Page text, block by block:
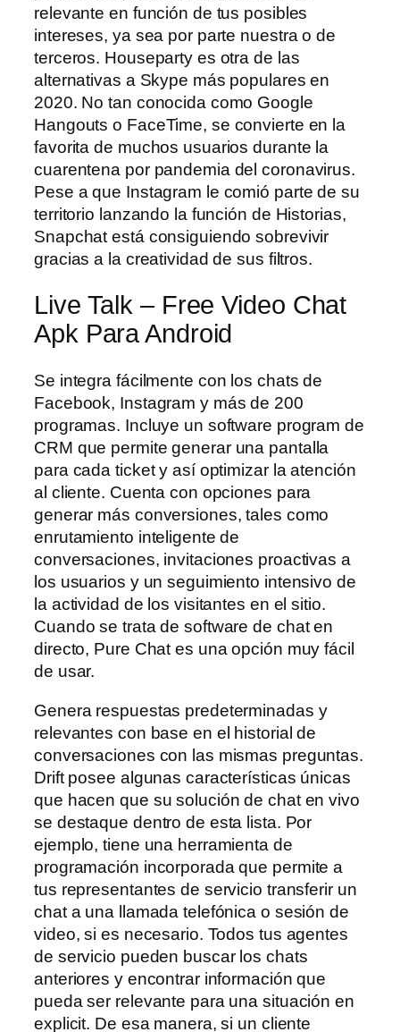
relevante en función de tus posibles
intereses, ya sea por parte nuestra o de
terceros. Houseparty es otra de las
alternativas a Skype más populares en
2020. No tan conocida como Google
Hangouts o FaceTime, se convierte en la
favorita de muchos usuarios durante la
cuarentena por pandemia del coronavirus.
Pese a que Instagram le comió parte de su
territorio lanzando la función de Historias,
Snapchat está consiguiendo sobrevivir
gracias a la creatividad de sus filtros.
Live Talk – Free Video Chat
Apk Para Android
Se integra fácilmente con los chats de
Facebook, Instagram y más de 200
programas. Incluye un software program de
CRM que permite generar una pantalla
para cada ticket y así optimizar la atención
al cliente. Cuenta con opciones para
generar más conversiones, tales como
enrutamiento inteligente de
conversaciones, invitaciones proactivas a
los usuarios y un seguimiento intensivo de
la actividad de los visitantes en el sitio.
Cuando se trata de software de chat en
directo, Pure Chat es una opción muy fácil
de usar.
Genera respuestas predeterminadas y
relevantes con base en el historial de
conversaciones con las mismas preguntas.
Drift posee algunas características únicas
que hacen que su solución de chat en vivo
se destaque dentro de esta lista. Por
ejemplo, tiene una herramienta de
programación incorporada que permite a
tus representantes de servicio transferir un
chat a una llamada telefónica o sesión de
video, si es necesario. Todos tus agentes
de servicio pueden buscar los chats
anteriores y encontrar información que
pueda ser relevante para una situación en
explicit. De esa manera, si un cliente